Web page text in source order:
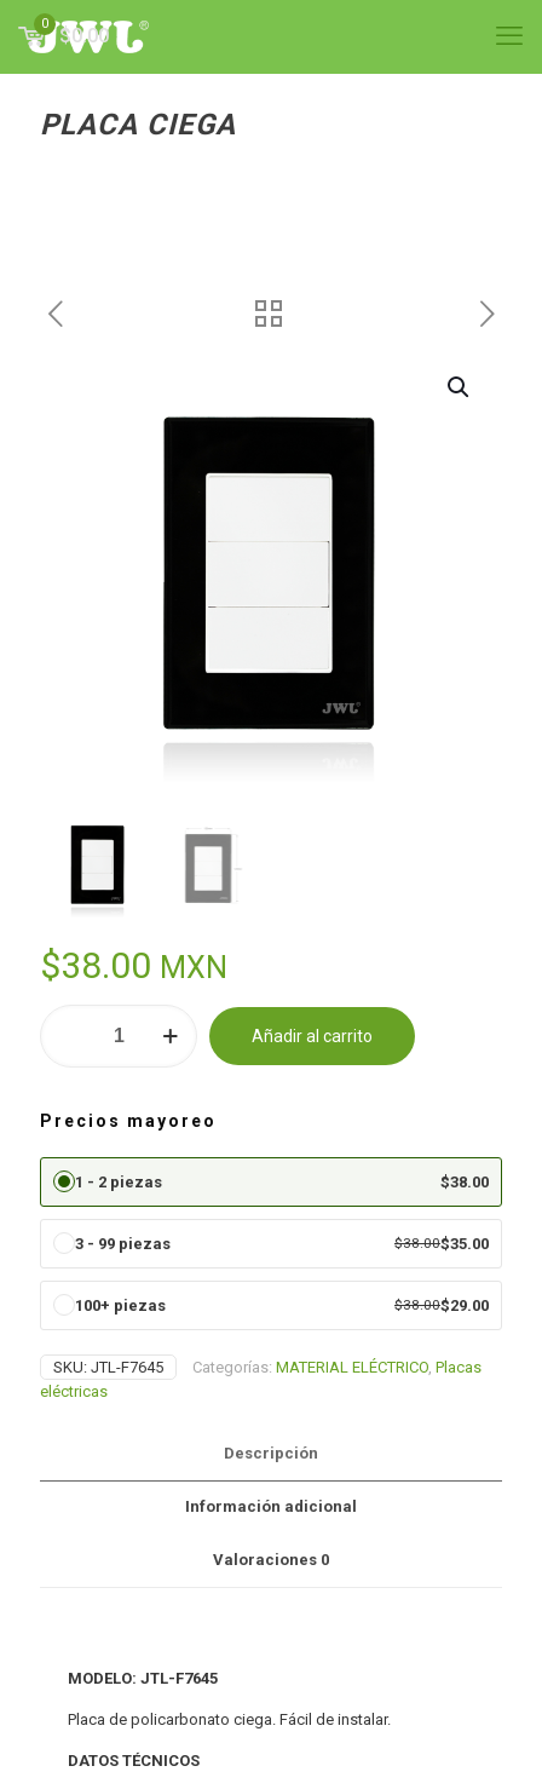
0
$0.00
PLACA CIEGA
$38.00 MXN
Añadir al carrito
Alternative:
Precios mayoreo
1 - 2 piezas $38.00
3 - 99 piezas $38.00$35.00
100+ piezas $38.00$29.00
SKU: JTL-F7645 Categorías: MATERIAL ELÉCTRICO Placas
eléctricas
Descripción
Información adicional
Valoraciones 0
MODELO: JTL-F7645
Placa de policarbonato ciega. Fácil de instalar.
DATOS TÉCNICOS